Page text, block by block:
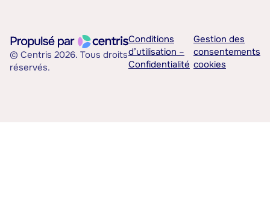
© Centris 2026. Tous droits
réservés.
Conditions
d’utilisation –
Confidentialité
Gestion des
consentements
cookies